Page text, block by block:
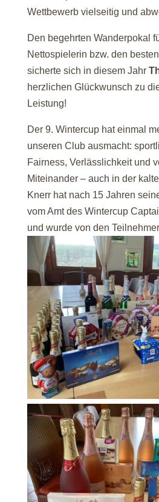
Wettbewerb vielseitig und
Den begehrten Wanderpokal
Nettospielerin bzw. den
sicherte sich in diesem Jahr
herzlichen Glückwunsch zu
Leistung!
Der 9. Wintercup hat einmal
unseren Club ausmacht:
Fairness, Verlässlichkeit und
Miteinander – auch in der
Knerr hat nach 15 Jahren
vom Amt des Wintercup
und wurde von den